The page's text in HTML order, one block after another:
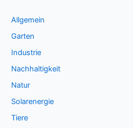
Allgemein
Garten
Industrie
Nachhaltigkeit
Natur
Solarenergie
Tiere